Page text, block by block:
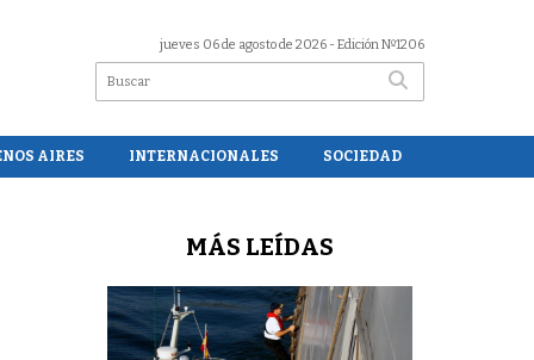
jueves 06 de agosto de 2026 - Edición Nº1206
AIRES INTERNACIONALES SOCIEDAD
MÁS LEÍDAS